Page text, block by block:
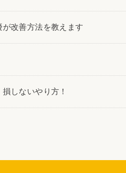
改善方法を教えます
しないやり方！